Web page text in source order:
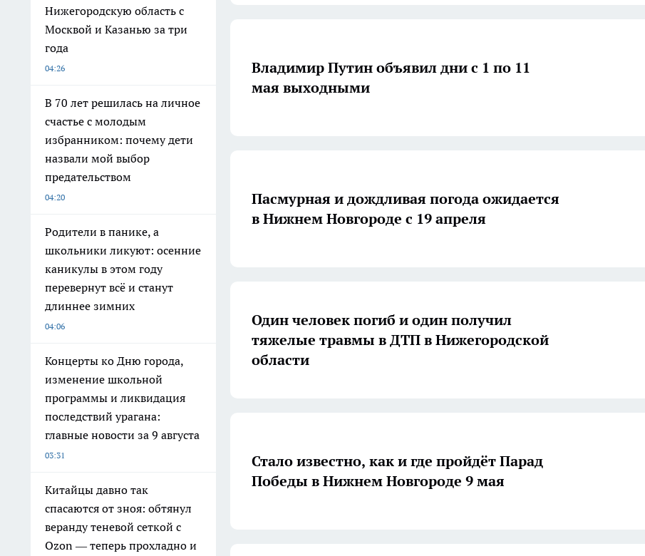
Нижегородскую область с
Москвой и Казанью за три
года
04:26
В 70 лет решилась на личное
счастье с молодым
избранником: почему дети
назвали мой выбор
предательством
04:20
Родители в панике, а
школьники ликуют: осенние
каникулы в этом году
перевернут всё и станут
длиннее зимних
04:06
Концерты ко Дню города,
изменение школьной
программы и ликвидация
последствий урагана:
главные новости за 9 августа
03:31
Китайцы давно так
спасаются от зноя: обтянул
веранду теневой сеткой с
Ozon — теперь прохладно и
Владимир Путин объявил дни с 1 по 11
мая выходными
Пасмурная и дождливая погода ожидается
в Нижнем Новгороде с 19 апреля
Один человек погиб и один получил
тяжелые травмы в ДТП в Нижегородской
области
Стало известно, как и где пройдёт Парад
Победы в Нижнем Новгороде 9 мая